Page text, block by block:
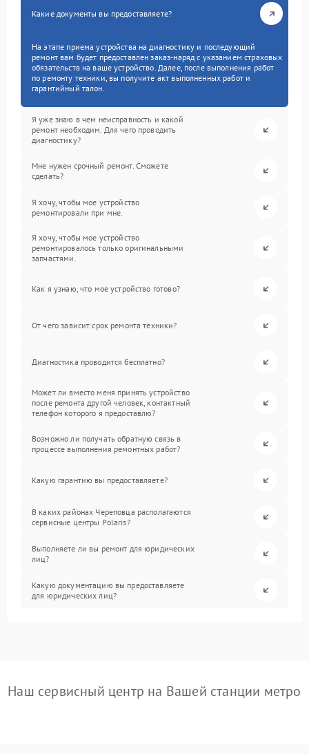
Какие документы вы предоставляете?
На этапе приема устройства на диагностику и последующий
ремонт вам будет предоставлен заказ-наряд с указанием страховых
обязательств на ваше устройство. Далее, после выполнения работ
по ремонту техники, вы получите акт выполненных работ и
гарантийный талон.
Я уже знаю в чем неисправность и какой
ремонт необходим. Для чего проводить
диагностику?
Мне нужен срочный ремонт. Сможете
сделать?
Я хочу, чтобы мое устройство
ремонтировали при мне.
Я хочу, чтобы мое устройство
ремонтировалось только оригинальными
запчастями.
Как я узнаю, что мое устройство готово?
От чего зависит срок ремонта техники?
Диагностика проводится бесплатно?
Может ли вместо меня принять устройство
после ремонта другой человек, контактный
телефон которого я предоставлю?
Возможно ли получать обратную связь в
процессе выполнения ремонтных работ?
Какую гарантию вы предоставляете?
В каких районах Череповца располагаются
сервисные центры Polaris?
Выполняете ли вы ремонт для юридических
лиц?
Какую документацию вы предоставляете
для юридических лиц?
Наш сервисный центр на Вашей станции метро